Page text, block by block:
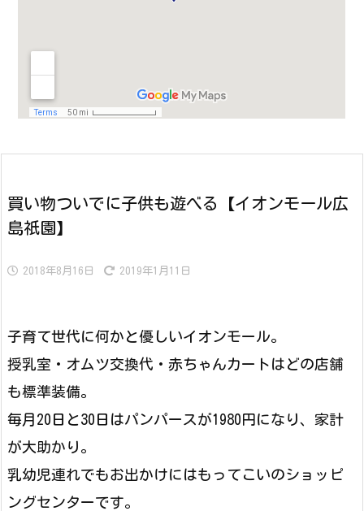
買い物ついでに子供も遊べる【イオンモール広
島祇園】
2018年8月16日 2019年1月11日
子育て世代に何かと優しいイオンモール。
授乳室・オムツ交換代・赤ちゃんカートはどの店舗
も標準装備。
毎月20日と30日はパンパースが1980円になり、家計
が大助かり。
乳幼児連れでもお出かけにはもってこいのショッピ
ングセンターです。